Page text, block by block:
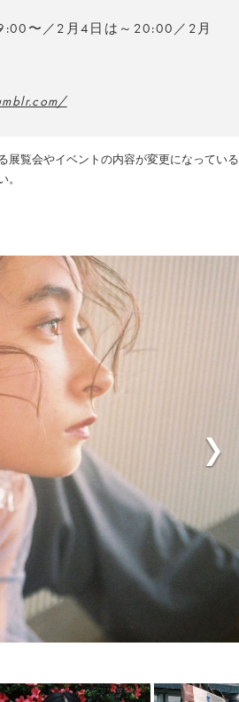
〜／2月4日は～20:00／2月
展覧会やイベントの内容が変更になっている